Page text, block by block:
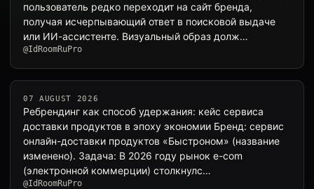
пользователь редко переходит на сайт бренда,
получая исчерпывающий ответ в поисковой выдаче
или ИИ-ассистенте. Визуальный образ долж…
@IdRoomRuPro
07 AUGUST 2026
Ребрендинг как способ удержания: кейс сервиса
доставки продуктов в эпоху экономии Бренд: сервис
онлайн-доставки продуктов «Быстроном» (название
изменено). Задача: В 2026 году рынок e-com
(электронной коммерции) столкнулс…
@IdRoomRuPro